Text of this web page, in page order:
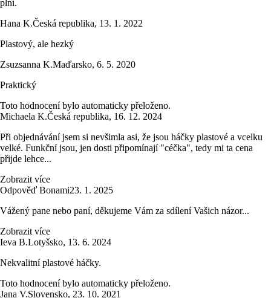
plní.
Hana K.Česká republika, 13. 1. 2022
Plastový, ale hezký
Zsuzsanna K.Maďarsko, 6. 5. 2020
Praktický
Toto hodnocení bylo automaticky přeloženo.
Michaela K.Česká republika, 16. 12. 2024
Při objednávání jsem si nevšimla asi, že jsou háčky plastové a vcelku
velké. Funkční jsou, jen dosti připomínají "céčka", tedy mi ta cena
přijde lehce...
Zobrazit více
Odpověď Bonami23. 1. 2025
Vážený pane nebo paní, děkujeme Vám za sdílení Vašich názor...
Zobrazit více
Ieva B.Lotyšsko, 13. 6. 2024
Nekvalitní plastové háčky.
Toto hodnocení bylo automaticky přeloženo.
Jana V.Slovensko, 23. 10. 2021